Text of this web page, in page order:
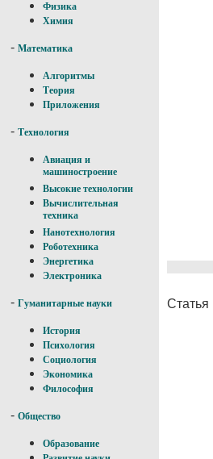
Физика
Химия
- Математика
Алгоритмы
Теория
Приложения
- Технология
Авиация и
машиностроение
Высокие технологии
Вычислительная
техника
Нанотехнология
Роботехника
Энергетика
Электроника
- Гуманитарные науки
История
Психология
Социология
Экономика
Философия
- Общество
Образование
Статья